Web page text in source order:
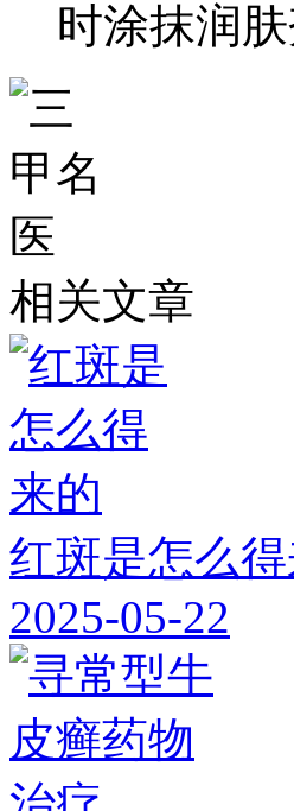
时涂抹润
相关文章
红斑是怎么
2025-05-22